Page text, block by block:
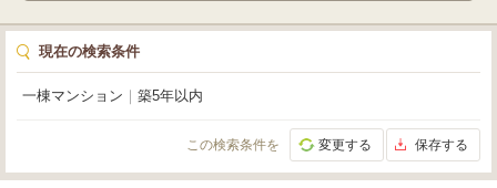
現在の検索条件
一棟マンション 築5年以内
この検索条件を 変更する 保存する